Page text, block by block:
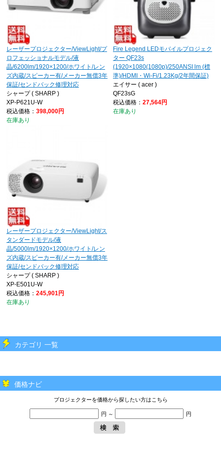
レーザープロジェクター/ViewLight/プ
ロフェッショナルモデル/液
晶/6200lm/1920×1200/ホワイト/レン
ズ内蔵/スピーカー有/メーカー無償3年
保証/センドバック修理対応
シャープ ( SHARP )
XP-P621U-W
税込価格： 398,000円
在庫あり
Fire Legend LEDモバイルプロジェク
ター QF23s
(1920×1080(1080p)/250ANSI lm (標
準)/HDMI・Wi-Fi/1.23Kg/2年間保証)
エイサー ( acer )
QF23sG
税込価格： 27,564円
在庫あり
レーザープロジェクター/ViewLight/ス
タンダードモデル/液
晶/5000lm/1920×1200/ホワイト/レン
ズ内蔵/スピーカー有/メーカー無償3年
保証/センドバック修理対応
シャープ ( SHARP )
XP-E501U-W
税込価格： 245,901円
在庫あり
カテゴリ 一覧
価格ナビ
プロジェクターを価格から探したい方はこちら
円 ～ 円